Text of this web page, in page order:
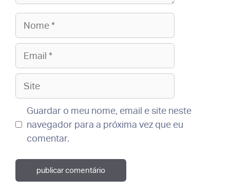
Guardar o meu nome, email e site neste
navegador para a próxima vez que eu
comentar.